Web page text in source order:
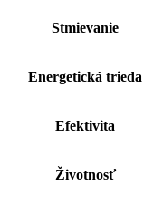
Stmievanie
Energetická trieda
Efektivita
Životnosť